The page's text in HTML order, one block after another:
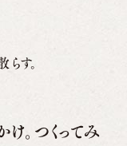
す。
。つくってみ